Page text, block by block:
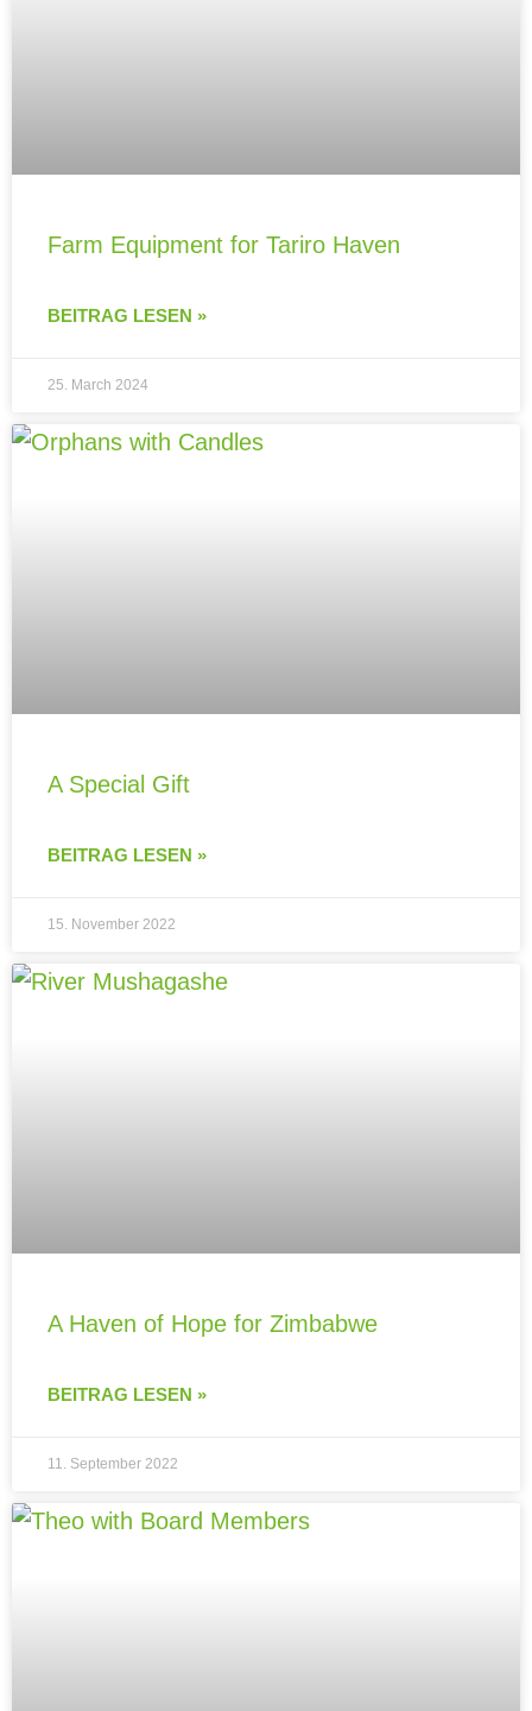
Farm Equipment for Tariro Haven
BEITRAG LESEN »
25. March 2024
A Special Gift
BEITRAG LESEN »
15. November 2022
A Haven of Hope for Zimbabwe
BEITRAG LESEN »
11. September 2022